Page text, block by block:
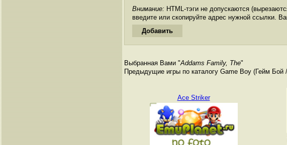
Внимание: HTML-тэги не допускаются
введите или скопируйте адрес нужной ссылки.
Выбранная Вами "Addams Family, The"
Предыдущие игры по каталогу Game Boy (Гейм Бой
Ace Striker